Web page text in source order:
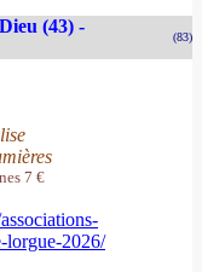
(43) -
(83)
7 €
lorgue-2026/